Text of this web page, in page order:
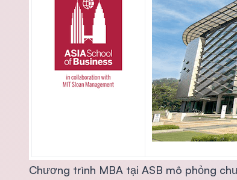
Chương trình MBA tại ASB mô phỏng